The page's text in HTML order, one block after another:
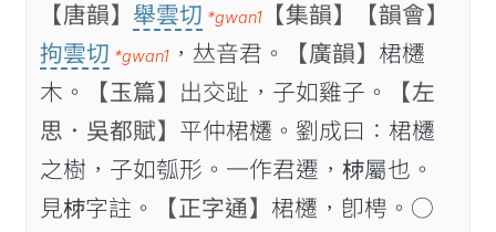
【唐韻】 舉雲切 *gwan1 【集韻】
【韻會】
拘雲切 *gwan1 ，𠀤音君。 【廣韻】 桾櫏
木。
【玉篇】 出交趾，子如雞子。
【左
思．吳都賦】 平仲桾櫏。劉成曰：桾櫏
之樹，子如瓠形。一作君遷，𣐈屬也。
見𣐈字註。
【正字通】 桾櫏，卽梬。○